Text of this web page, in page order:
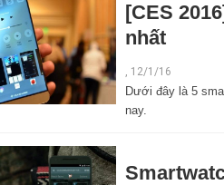
[CES
nhất
, 12/1/16
Dưới đây là 5
nay.